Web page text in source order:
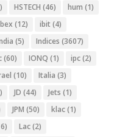
HSTECH (46) hum (1)
(12) ibit (4)
(5) Indices (3607)
(60) IONQ (1) ipc(2)
(10) Italia (3)
JD (44) Jets (1)
JPM (50) klac(1)
Lac(2)